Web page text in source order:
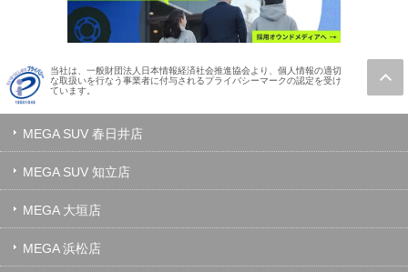
当社は、一般財団法人日本情報経済社会推進協会より、個人情報の適切
な取扱いを行なう事業者に付与されるプライバシーマークの認定を受け
ています。
MEGA SUV 春日井店
MEGA SUV 知立店
MEGA 大垣店
MEGA 浜松店